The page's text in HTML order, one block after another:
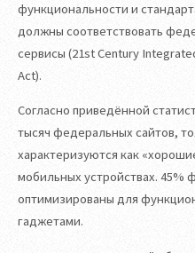
функциональности и
должны соответствовать
сервисы (21st Century
Act).
Согласно приведённой
тысяч федеральных сайтов,
характеризуются как
мобильных устройствах. 45%
оптимизированы для
гаджетами.